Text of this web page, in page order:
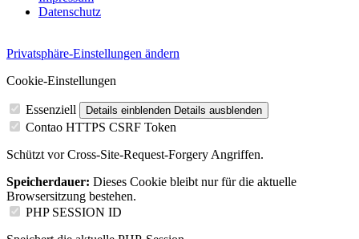
Datenschutz
Privatsphäre-Einstellungen ändern
Cookie-Einstellungen
Essenziell Details einblenden Details ausblenden
Contao HTTPS CSRF Token
Schützt vor Cross-Site-Request-Forgery Angriffen.
Speicherdauer: Dieses Cookie bleibt nur für die aktuelle
Browsersitzung bestehen.
PHP SESSION ID